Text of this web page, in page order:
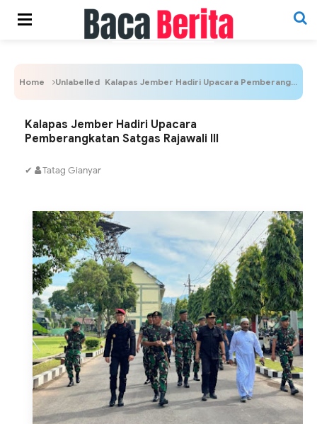
Home Unlabelled Kalapas Jember Hadiri Upacara Pemberangkatan Satgas Rajawali III
Kalapas Jember Hadiri Upacara
Pemberangkatan Satgas Rajawali III
✔ Tatag Gianyar